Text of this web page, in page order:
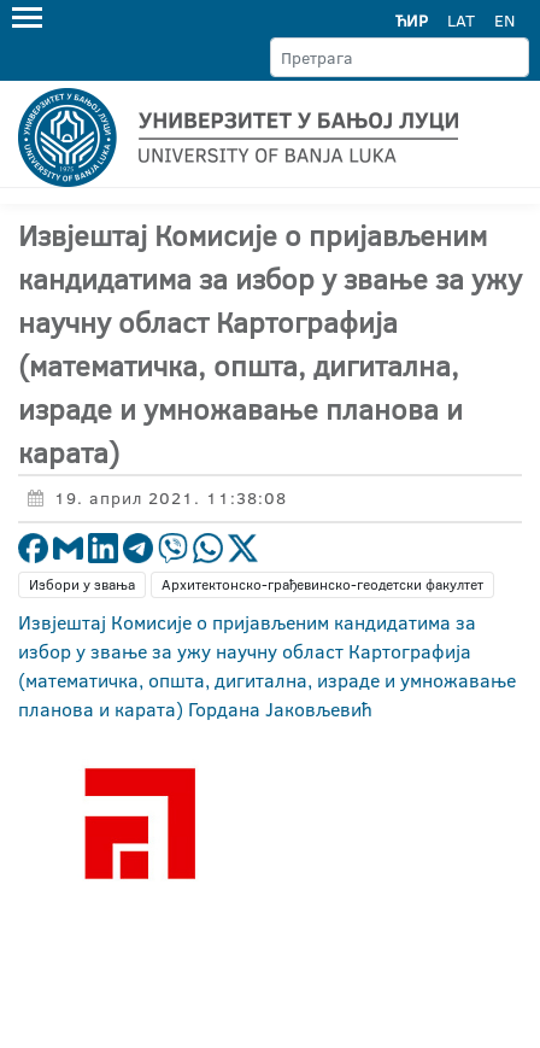
ЋИР LAT EN
Извјештај Комисије о пријављеним
кандидатима за избор у звање за ужу
научну област Картографија
(математичка, општа, дигитална,
израде и умножавање планова и
карата)
19. април 2021. 11:38:08
Избори у звања Архитектонско-грађевинско-геодетски факултет
Извјештај Комисије о пријављеним кандидатима за
избор у звање за ужу научну област Картографија
(математичка, општа, дигитална, израде и умножавање
планова и карата) Гордана Јаковљевић